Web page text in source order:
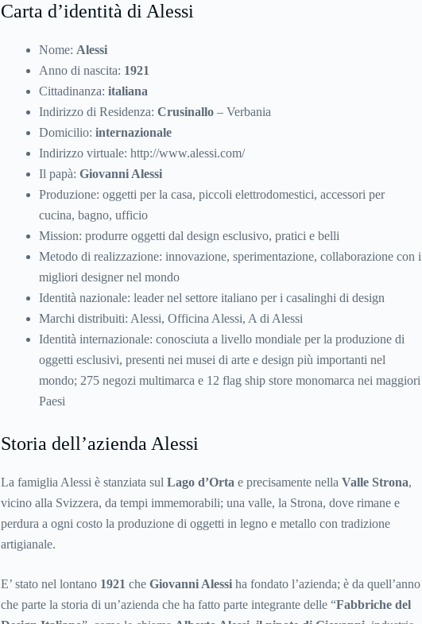
Carta d’identità di Alessi
Nome: Alessi
Anno di nascita: 1921
Cittadinanza: italiana
Indirizzo di Residenza: Crusinallo– Verbania
Domicilio: internazionale
Indirizzo virtuale: http://www.alessi.com/
Il papà: Giovanni Alessi
Produzione: oggetti per la casa, piccoli elettrodomestici, accessori per
cucina, bagno, ufficio
Mission: produrre oggetti dal design esclusivo, pratici e belli
Metodo di realizzazione: innovazione, sperimentazione, collaborazione con i
migliori designer nel mondo
Identità nazionale: leader nel settore italiano per i casalinghi di design
Marchi distribuiti: Alessi, Officina Alessi, A di Alessi
Identità internazionale: conosciuta a livello mondiale per la produzione di
oggetti esclusivi, presenti nei musei di arte e design più importanti nel
mondo; 275 negozi multimarca e 12 flag ship store monomarca nei maggiori
Paesi
Storia dell’azienda Alessi
La famiglia Alessi è stanziata sul Lago d’Orta e precisamente nella Valle Strona,
vicino alla Svizzera, da tempi immemorabili; una valle, la Strona, dove rimane e
perdura a ogni costo la produzione di oggetti in legno e metallo con tradizione
artigianale.
E’ stato nel lontano 1921 che Giovanni Alessiha fondato l’azienda; è da quell’anno
che parte la storia di un’azienda che ha fatto parte integrante delle “Fabbriche del